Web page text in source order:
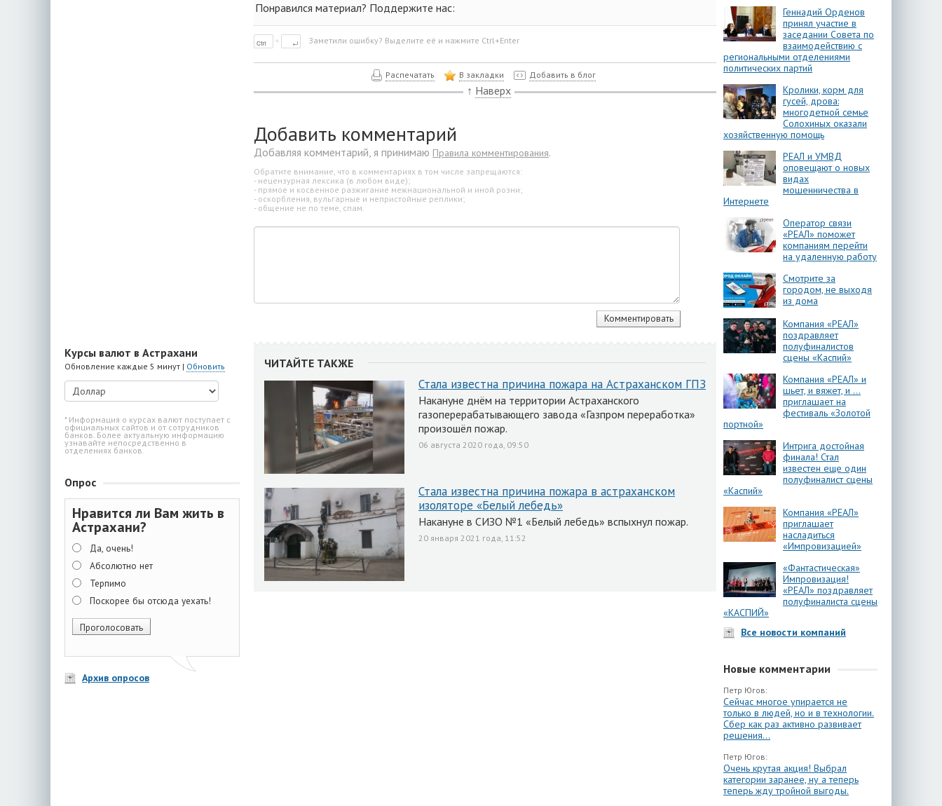
Курсы валют в Астрахани
Обновление каждые 5 минут | Обновить
* Информация о курсах валют поступает с
официальных сайтов и от сотрудников
банков. Более актуальную информацию
узнавайте непосредственно в
отделениях банков.
Опрос
Нравится ли Вам жить в
Астрахани?
Да, очень!
Абсолютно нет
Терпимо
Поскорее бы отсюда уехать!
Архив опросов
Понравился материал? Поддержите нас:
Заметили ошибку? Выделите её и нажмите Ctrl+Enter
Распечатать В закладки Добавить в блог
↑ Наверх
Добавить комментарий
Добавляя комментарий, я принимаю Правила комментирования.
Обратите внимание, что в комментариях в том числе запрещаются:
- нецензурная лексика (в любом виде);
- прямое и косвенное разжигание межнациональной и иной розни;
- оскорбления, вульгарные и непристойные реплики;
- общение не по теме, спам.
ЧИТАЙТЕ ТАКЖЕ
Стала известна причина пожара на Астраханском ГПЗ
Накануне днём на территории Астраханского
газоперерабатывающего завода «Газпром переработка»
произошёл пожар.
06 августа 2020 года, 09:50
Стала известна причина пожара в астраханском
изоляторе «Белый лебедь»
Накануне в СИЗО №1 «Белый лебедь» вспыхнул пожар.
20 января 2021 года, 11:52
Геннадий Орденов
принял участие в
заседании Совета по
взаимодействию с
региональными отделениями
политических партий
Кролики, корм для
гусей, дрова:
многодетной семье
Солохиных оказали
хозяйственную помощь
РЕАЛ и УМВД
оповещают о новых
видах
мошенничества в
Интернете
Оператор связи
«РЕАЛ» поможет
компаниям перейти
на удаленную работу
Смотрите за
городом, не выходя
из дома
Компания «РЕАЛ»
поздравляет
полуфиналистов
сцены «Каспий»
Компания «РЕАЛ» и
шьет, и вяжет, и …
приглашает на
фестиваль «Золотой
портной»
Интрига достойная
финала! Стал
известен еще один
полуфиналист сцены
«Каспий»
Компания «РЕАЛ»
приглашает
насладиться
«Импровизацией»
«Фантастическая»
Импровизация!
«РЕАЛ» поздравляет
полуфиналиста сцены
«КАСПИЙ»
Все новости компаний
Новые комментарии
Петр Югов:
Сейчас многое упирается не
только в людей, но и в технологии.
Сбер как раз активно развивает
решения...
Петр Югов:
Очень крутая акция! Выбрал
категории заранее, ну а теперь
теперь жду тройной выгоды.